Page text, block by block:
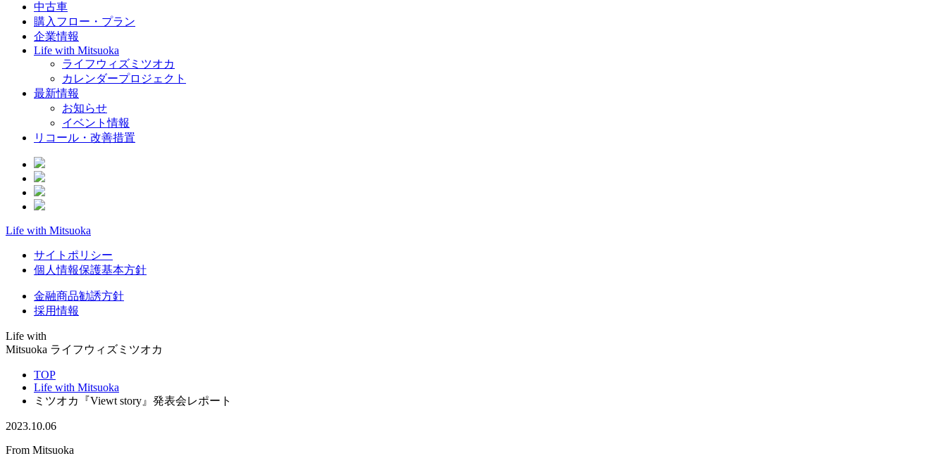
中古車
購入フロー・プラン
企業情報
Life with Mitsuoka
ライフウィズミツオカ
カレンダープロジェクト
最新情報
お知らせ
イベント情報
リコール・改善措置
Life with Mitsuoka
サイトポリシー
個人情報保護基本方針
金融商品勧誘方針
採用情報
Life with
Mitsuoka ライフウィズミツオカ
TOP
Life with Mitsuoka
ミツオカ『Viewt story』発表会レポート
2023.10.06
From Mitsuoka